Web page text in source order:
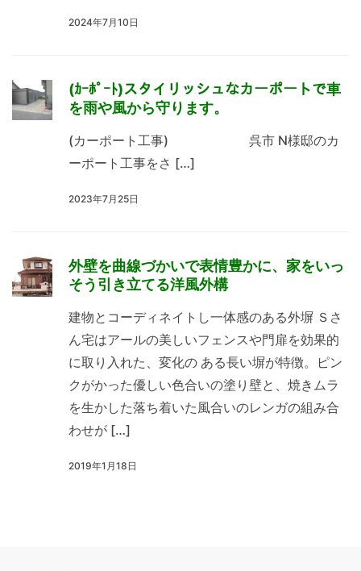
2024年7月10日
(ｶｰﾎﾟｰﾄ)スタイリッシュなカーポートで車
を雨や風から守ります。
(カーポート工事) 呉市 N様邸のカ
ーポート工事をさ […]
2023年7月25日
外壁を曲線づかいで表情豊かに、家をいっ
そう引き立てる洋風外構
建物とコーディネイトし一体感のある外塀 Ｓさ
ん宅はアールの美しいフェンスや門扉を効果的
に取り入れた、変化の ある長い塀が特徴。ピン
クがかった優しい色合いの塗り壁と、焼きムラ
を生かした落ち着いた風合いのレンガの組み合
わせが […]
2019年1月18日